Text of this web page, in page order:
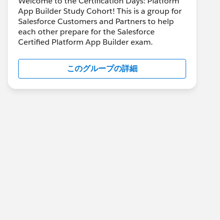
App Builder Study Cohort! This is a group for
Salesforce Customers and Partners to help
each other prepare for the Salesforce
Certified Platform App Builder exam.
このグループの詳細